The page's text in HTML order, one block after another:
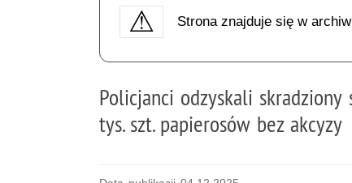
Strona znajduje się w
Policjanci odzyskali
tys. szt. papierosów bez akcyzy